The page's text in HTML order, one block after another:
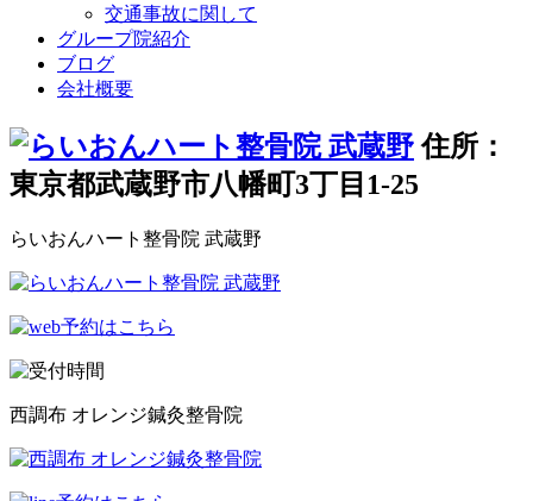
交通事故に関して
グループ院紹介
ブログ
会社概要
住所：
東京都武蔵野市八幡町3丁目1-25
らいおんハート整骨院 武蔵野
西調布 オレンジ鍼灸整骨院